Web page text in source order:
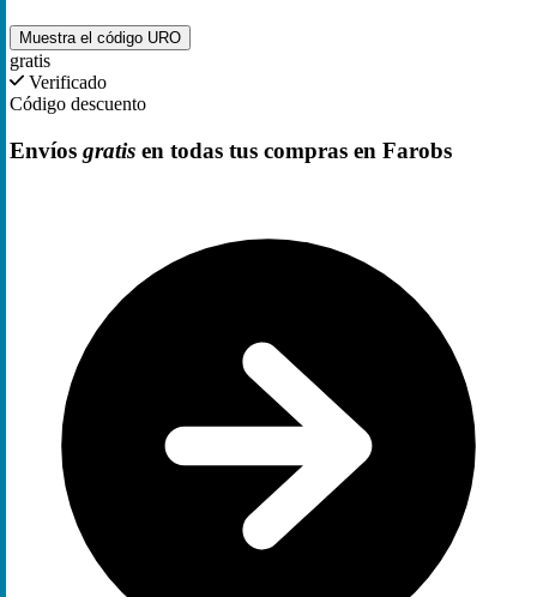
Muestra el código URO
gratis
Verificado
Código descuento
Envíos gratis en todas tus compras en Farobs